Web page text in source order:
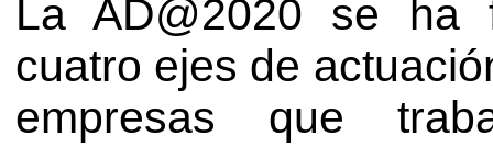
La AD@2020 se ha
cuatro ejes de
empresas que